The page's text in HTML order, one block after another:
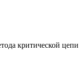
критической цепи